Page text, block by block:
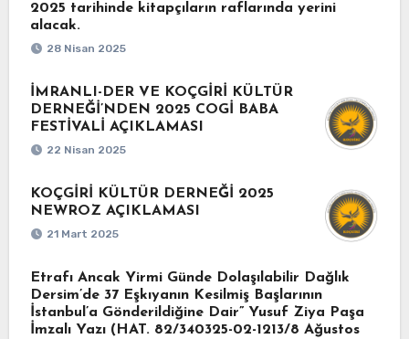
2025 tarihinde kitapçıların raflarında yerini
alacak.
28 Nisan 2025
İMRANLI-DER VE KOÇGİRİ KÜLTÜR
DERNEĞİ’NDEN 2025 COGİ BABA
FESTİVALİ AÇIKLAMASI
22 Nisan 2025
KOÇGİRİ KÜLTÜR DERNEĞİ 2025
NEWROZ AÇIKLAMASI
21 Mart 2025
Etrafı Ancak Yirmi Günde Dolaşılabilir Dağlık
Dersim’de 37 Eşkıyanın Kesilmiş Başlarının
İstanbul’a Gönderildiğine Dair” Yusuf Ziya Paşa
İmzalı Yazı (HAT. 82/340325-02-1213/8 Ağustos